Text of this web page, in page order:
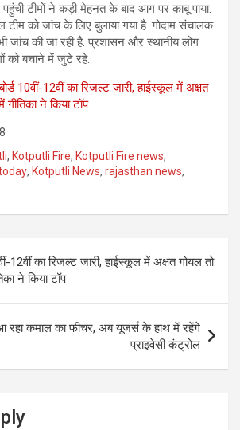
टीमों ने कड़ी मेहनत के बाद आग पर काबू पाया.
को जांच के लिए बुलाया गया है. गोदाम संचालक
जांच की जा रही है. प्रशासन और स्थानीय लोग
को बचाने में जुटे रहे.
10वीं-12वीं का रिजल्ट जारी, हाईस्कूल में अक्षत
गीतिका ने किया टॉप
, Kotputli Fire, Kotputli Fire news,
, Kotputli News, rajasthan news,
12वीं का रिजल्ट जारी, हाईस्कूल में अक्षत गोयल तो
ने किया टॉप
कमाल का फीचर, अब यूजर्स के हाथ में रहेंगे
प्राइवेसी कंट्रोल